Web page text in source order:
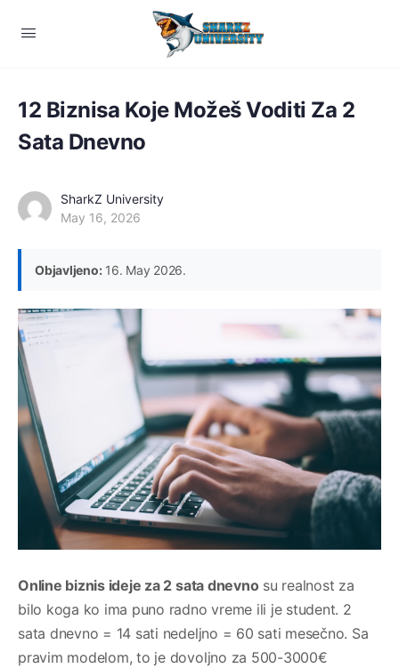
12 Biznisa Koje Možeš Voditi Za 2
Sata Dnevno
SharkZ University
May 16, 2026
Objavljeno:16. May 2026.
Online biznis ideje za 2 sata dnevno su realnost za
bilo koga ko ima puno radno vreme ili je student. 2
sata dnevno = 14 sati nedeljno = 60 sati mesečno. Sa
pravim modelom, to je dovoljno za 500-3000€